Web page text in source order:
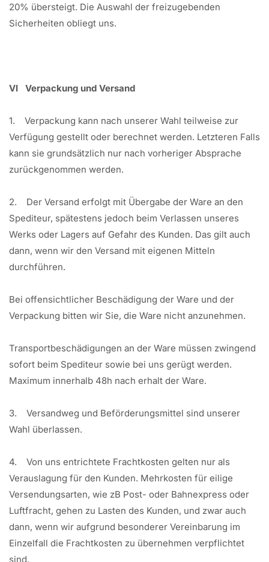
20% übersteigt. Die Auswahl der freizugebenden
Sicherheiten obliegt uns.
VI Verpackung und Versand
1. Verpackung kann nach unserer Wahl teilweise zur
Verfügung gestellt oder berechnet werden. Letzteren Falls
kann sie grundsätzlich nur nach vorheriger Absprache
zurückgenommen werden.
2. Der Versand erfolgt mit Übergabe der Ware an den
Spediteur, spätestens jedoch beim Verlassen unseres
Werks oder Lagers auf Gefahr des Kunden. Das gilt auch
dann, wenn wir den Versand mit eigenen Mitteln
durchführen.
Bei offensichtlicher Beschädigung der Ware und der
Verpackung bitten wir Sie, die Ware nicht anzunehmen.
Transportbeschädigungen an der Ware müssen zwingend
sofort beim Spediteur sowie bei uns gerügt werden.
Maximum innerhalb 48h nach erhalt der Ware.
3. Versandweg und Beförderungsmittel sind unserer
Wahl überlassen.
4. Von uns entrichtete Frachtkosten gelten nur als
Verauslagung für den Kunden. Mehrkosten für eilige
Versendungsarten, wie zB Post- oder Bahnexpress oder
Luftfracht, gehen zu Lasten des Kunden, und zwar auch
dann, wenn wir aufgrund besonderer Vereinbarung im
Einzelfall die Frachtkosten zu übernehmen verpflichtet
sind.